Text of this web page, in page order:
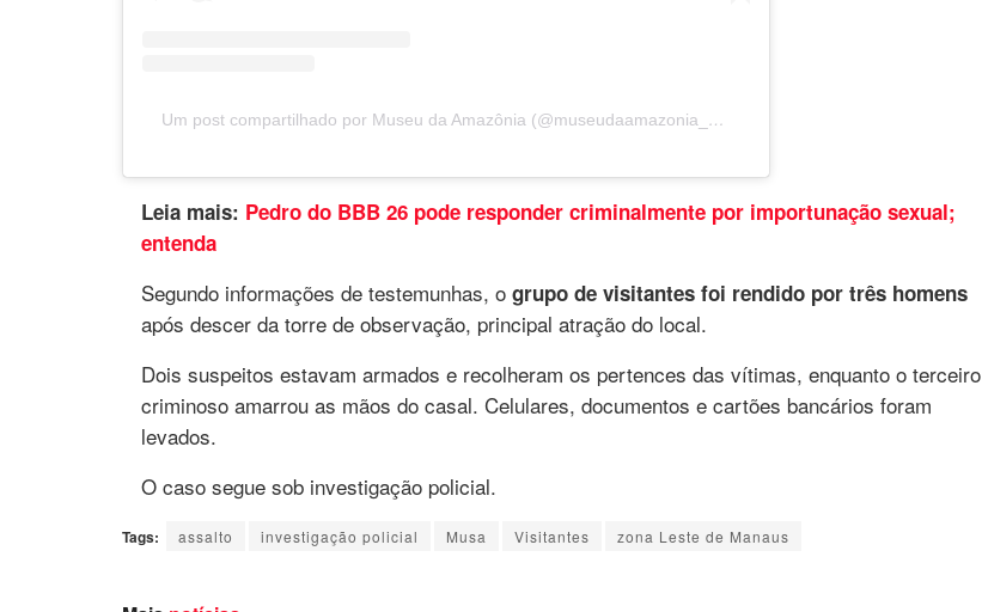
Um post compartilhado por Museu da Amazônia (@museudaamazonia_musa)
Leia mais: Pedro do BBB 26 pode responder criminalmente por importunação sexual;
entenda
Segundo informações de testemunhas, o grupo de visitantes foi rendido por três homens
após descer da torre de observação, principal atração do local.
Dois suspeitos estavam armados e recolheram os pertences das vítimas, enquanto o terceiro
criminoso amarrou as mãos do casal. Celulares, documentos e cartões bancários foram
levados.
O caso segue sob investigação policial.
Tags: assalto investigação policial Musa Visitantes zona Leste de Manaus